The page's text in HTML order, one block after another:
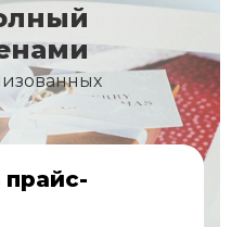
прайс-